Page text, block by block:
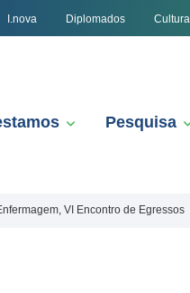
I.nova Diplomados Cultura
Pesquisa
VI Encontro de Egressos